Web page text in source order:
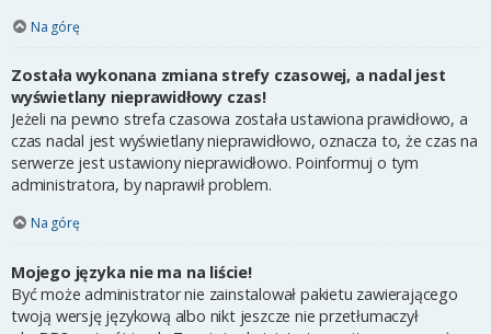
Na górę
Została wykonana zmiana strefy czasowej, a nadal jest
wyświetlany nieprawidłowy czas!
Jeżeli na pewno strefa czasowa została ustawiona prawidłowo, a
czas nadal jest wyświetlany nieprawidłowo, oznacza to, że czas na
serwerze jest ustawiony nieprawidłowo. Poinformuj o tym
administratora, by naprawił problem.
Na górę
Mojego języka nie ma na liście!
Być może administrator nie zainstalował pakietu zawierającego
twoją wersję językową albo nikt jeszcze nie przetłumaczył